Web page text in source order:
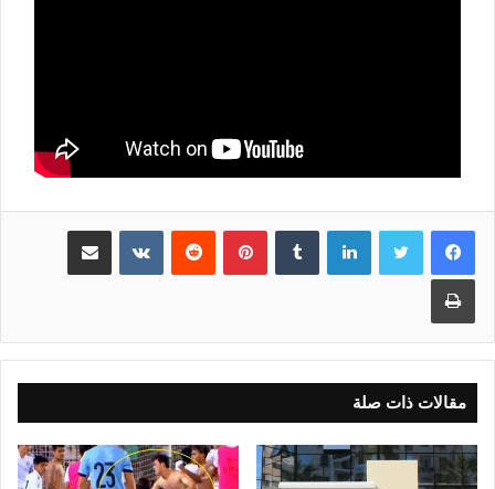
لينكدإن بينتيريست مشاركة عبر البريد
طباعة
مقالات ذات صلة